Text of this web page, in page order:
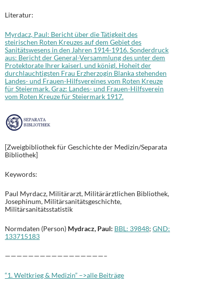
Literatur:
Myrdacz, Paul: Bericht über die Tätigkeit des
steirischen Roten Kreuzes auf dem Gebiet des
Sanitätswesens in den Jahren 1914-1916. Sonderdruck
aus: Bericht der General-Versammlung des unter dem
Protektorate Ihrer kaiserl. und königl. Hoheit der
durchlauchtigsten Frau Erzherzogin Blanka stehenden
Landes- und Frauen-Hilfsvereines vom Roten Kreuze
für Steiermark. Graz: Landes- und Frauen-Hilfsverein
vom Roten Kreuze für Steiermark 1917.
[Zweigbibliothek für Geschichte der Medizin/Separata
Bibliothek]
Keywords:
Paul Myrdacz, Militärarzt, Militärärztlichen Bibliothek,
Josephinum, Militärsanitätsgeschichte,
Militärsanitätsstatistik
Normdaten (Person) Mydracz, Paul: BBL: 39848; GND:
133715183
—————————————————–
“1. Weltkrieg & Medizin” –>alle Beiträge